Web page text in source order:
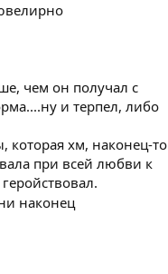
чем он получал с
и терпел, либо
которая хм, наконец-то
при всей любви к
наконец